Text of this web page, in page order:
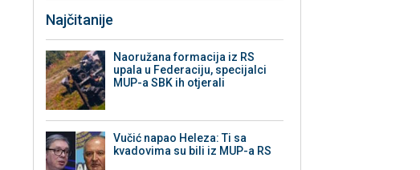
Najčitanije
Naoružana formacija iz RS
upala u Federaciju, specijalci
MUP-a SBK ih otjerali
Vučić napao Heleza: Ti sa
kvadovima su bili iz MUP-a RS